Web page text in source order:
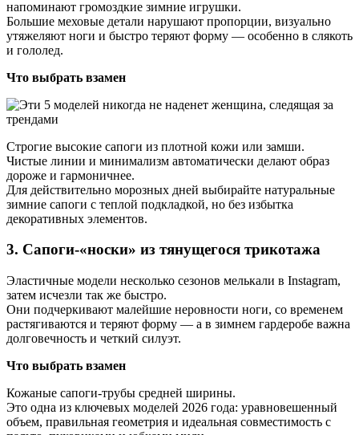
напоминают громоздкие зимние игрушки.
Большие меховые детали нарушают пропорции, визуально
утяжеляют ноги и быстро теряют форму — особенно в слякоть
и гололед.
Что выбрать взамен
Строгие высокие сапоги из плотной кожи или замши.
Чистые линии и минимализм автоматически делают образ
дороже и гармоничнее.
Для действительно морозных дней выбирайте натуральные
зимние сапоги с теплой подкладкой, но без избытка
декоративных элементов.
3. Сапоги-«носки» из тянущегося трикотажа
Эластичные модели несколько сезонов мелькали в Instagram,
затем исчезли так же быстро.
Они подчеркивают малейшие неровности ноги, со временем
растягиваются и теряют форму — а в зимнем гардеробе важна
долговечность и четкий силуэт.
Что выбрать взамен
Кожаные сапоги-трубы средней ширины.
Это одна из ключевых моделей 2026 года: уравновешенный
объем, правильная геометрия и идеальная совместимость с